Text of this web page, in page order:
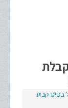
בסיס קבוע